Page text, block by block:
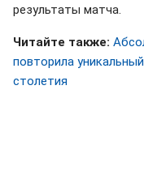
результаты матча.
Читайте также:
повторила
столетия